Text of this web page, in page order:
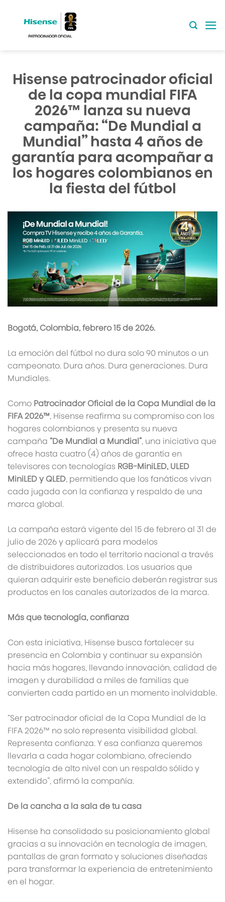
Hisense patrocinador oficial
de la copa mundial FIFA
2026™ lanza su nueva
campaña: “De Mundial a
Mundial” hasta 4 años de
garantía para acompañar a
los hogares colombianos en
la fiesta del fútbol
Bogotá, Colombia, febrero 15 de 2026.
La emoción del fútbol no dura solo 90 minutos o un
campeonato. Dura años. Dura generaciones. Dura
Mundiales.
Como Patrocinador Oficial de la Copa Mundial de la
FIFA 2026™, Hisense reafirma su compromiso con los
hogares colombianos y presenta su nueva
campaña “De Mundial a Mundial”, una iniciativa que
ofrece hasta cuatro (4) años de garantía en
televisores con tecnologías RGB-MiniLED, ULED
MiniLED y QLED, permitiendo que los fanáticos vivan
cada jugada con la confianza y respaldo de una
marca global.
La campaña estará vigente del 15 de febrero al 31 de
julio de 2026 y aplicará para modelos
seleccionados en todo el territorio nacional a través
de distribuidores autorizados. Los usuarios que
quieran adquirir este beneficio deberán registrar sus
productos en los canales autorizados de la marca.
Más que tecnología, confianza
Con esta iniciativa, Hisense busca fortalecer su
presencia en Colombia y continuar su expansión
hacia más hogares, llevando innovación, calidad de
imagen y durabilidad a miles de familias que
convierten cada partido en un momento inolvidable.
“Ser patrocinador oficial de la Copa Mundial de la
FIFA 2026™ no solo representa visibilidad global.
Representa confianza. Y esa confianza queremos
llevarla a cada hogar colombiano, ofreciendo
tecnología de alto nivel con un respaldo sólido y
extendido”, afirmó la compañía.
De la cancha a la sala de tu casa
Hisense ha consolidado su posicionamiento global
gracias a su innovación en tecnología de imagen,
pantallas de gran formato y soluciones diseñadas
para transformar la experiencia de entretenimiento
en el hogar.